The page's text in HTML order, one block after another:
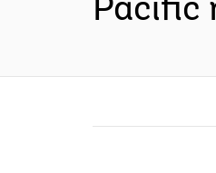
Pacific